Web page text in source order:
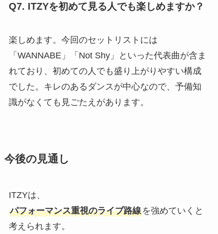
Q7. ITZYを初めて見る人でも楽しめますか？
楽しめます。今回のセットリストには
「WANNABE」「Not Shy」といった代表曲が含ま
れており、初めての人でも盛り上がりやすい構成
でした。キレのあるダンスが中心なので、予備知
識がなくても見ごたえがあります。
今後の見通し
ITZYは、
パフォーマンス重視のライブ路線を強めていくと
考えられます。